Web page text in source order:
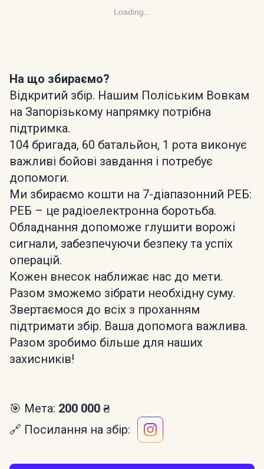
Loading...
На що збираємо?
Відкритий збір. Нашим Поліським Вовкам
на Запорізькому напрямку потрібна
підтримка.
104 бригада, 60 батальйон, 1 рота виконує
важливі бойові завдання і потребує
допомоги.
Ми збираємо кошти на 7-діапазонний РЕБ:
РЕБ – це радіоелектронна боротьба.
Обладнання допоможе глушити ворожі
сигнали, забезпечуючи безпеку та успіх
операцій.
Кожен внесок наближає нас до мети.
Разом зможемо зібрати необхідну суму.
Звертаємося до всіх з проханням
підтримати збір. Ваша допомога важлива.
Разом зробимо більше для наших
захисників!
🎯 Мета: 200 000 ₴
🔗 Посилання на збір: